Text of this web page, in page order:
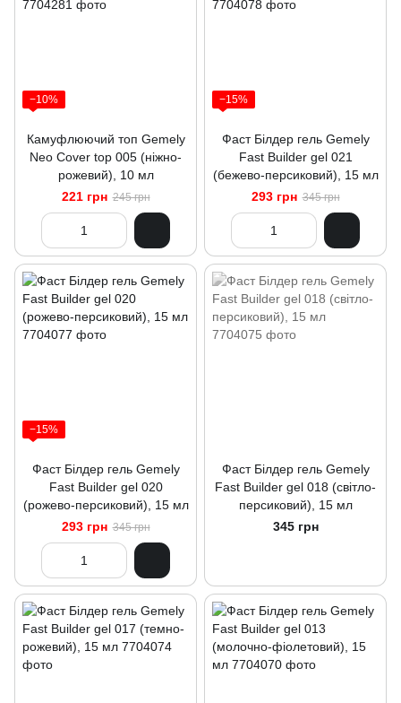
−10%
Камуфлюючий топ Gemely
Neo Cover top 005 (ніжно-
рожевий), 10 мл
221 грн 245 грн
−15%
Фаст Білдер гель Gemely
Fast Builder gel 021
(бежево-персиковий), 15 мл
293 грн 345 грн
−15%
Фаст Білдер гель Gemely
Fast Builder gel 020
(рожево-персиковий), 15 мл
293 грн 345 грн
Фаст Білдер гель Gemely
Fast Builder gel 018 (світло-
персиковий), 15 мл
345 грн